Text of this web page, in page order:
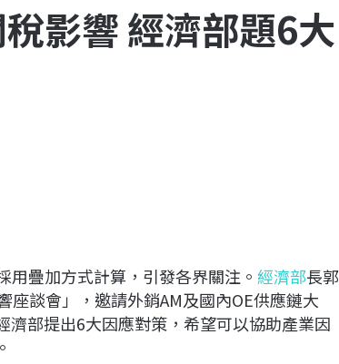
影響 經濟部題6大
用疊加方式計算，引發各界關注。 經濟部長郭
談會」，邀請外銷AM及國內OE供應鏈大
部提出6大因應對策，希望可以協助產業因